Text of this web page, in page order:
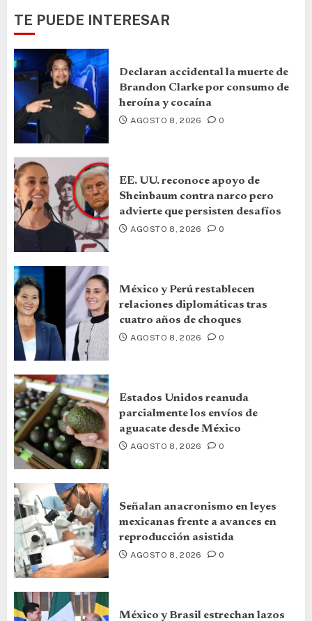
TE PUEDE INTERESAR
Declaran accidental la muerte de
Brandon Clarke por consumo de
heroína y cocaína
AGOSTO 8, 2026 0
EE. UU. reconoce apoyo de
Sheinbaum contra narco pero
advierte que persisten desafíos
AGOSTO 8, 2026 0
México y Perú restablecen
relaciones diplomáticas tras
cuatro años de choques
AGOSTO 8, 2026 0
Estados Unidos reanuda
parcialmente los envíos de
aguacate desde México
AGOSTO 8, 2026 0
Señalan anacronismo en leyes
mexicanas frente a avances en
reproducción asistida
AGOSTO 8, 2026 0
México y Brasil estrechan lazos